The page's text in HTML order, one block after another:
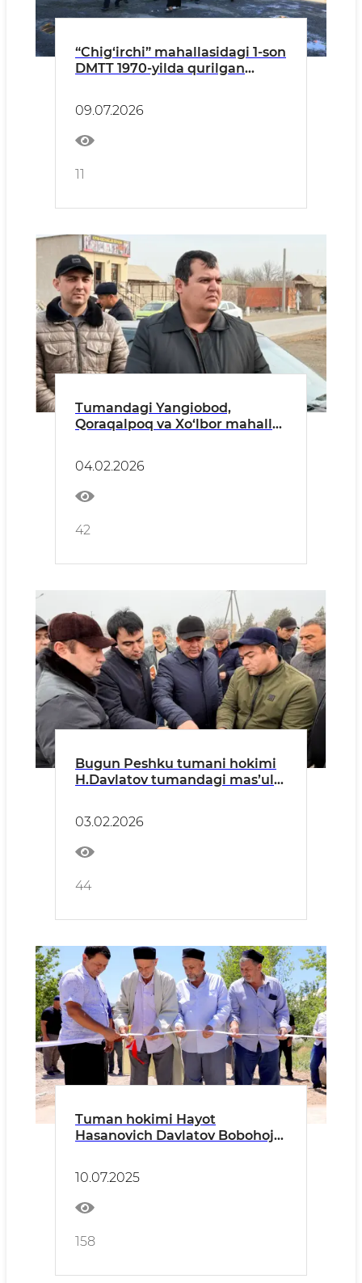
“Chig‘irchi” mahallasidagi 1-son
DMTT 1970-yilda qurilgan
09.07.2026
11
Tumandagi Yangiobod,
Qoraqalpoq va Xo‘lbor mahalla
oshirilmoqda.
04.02.2026
42
Bugun Peshku tumani hokimi
H.Davlatov tumandagi mas’ul
qiyofasidagi mahalla” dasturi
doirasidagi loyihalarni zarur
infratuzilma bilan ta’minlash
bo‘yicha rejalashtirilgan ishlar
yuzasidan o‘rgani
03.02.2026
44
Tuman hokimi Hayot
Hasanovich Davlatov Bobohoji
ichki yo'lda mahalla aholisi
tomonidan yangidan qurilgan
ko'prikni ko'zdan kechirdilar.
10.07.2025
158